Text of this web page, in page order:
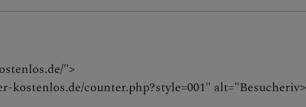
">
counter.php?style=001" alt="Besucheriv>